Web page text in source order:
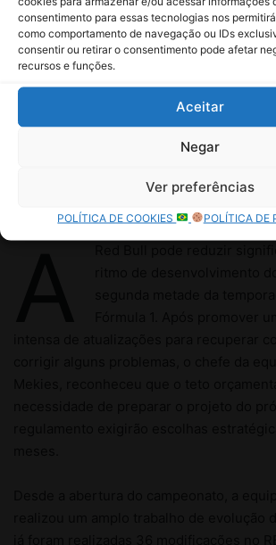
consentimento para essas tecnologias nos
como comportamento de navegação ou IDs
consentir ou retirar o consentimento pode afetar
recursos e funções.
Aceitar
Negar
Ver preferências
POLÍTICA DE COOKIES POLÍTICA DE